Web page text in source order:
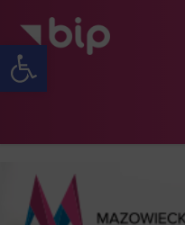
Open toolbar